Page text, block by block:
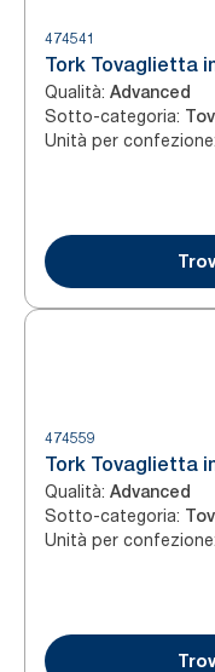
474541
Tork Tovaglietta
Qualità: Advanced
Sotto-categoria:
Unità per confezione:
474559
Tork Tovaglietta
Qualità: Advanced
Sotto-categoria:
Unità per confezione: